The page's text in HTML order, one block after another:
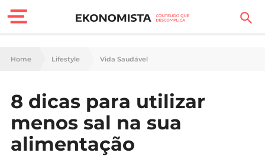
Finanças Pessoais
Carreira
Casa
Home Lifestyle Vida Saudável
8 dicas para utilizar
menos sal na sua
alimentação